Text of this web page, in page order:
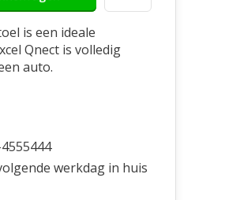
is een ideale
Qnect is volledig
auto.
werkdag in huis